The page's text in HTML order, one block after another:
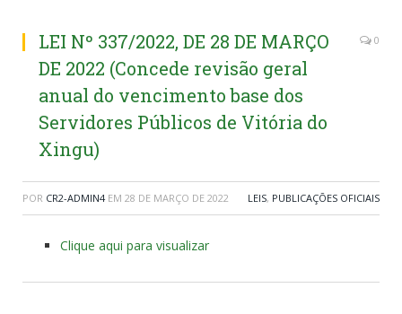
LEI Nº 337/2022, DE 28 DE MARÇO
DE 2022 (Concede revisão geral
anual do vencimento base dos
Servidores Públicos de Vitória do
Xingu)
0
POR CR2-ADMIN4 EM 28 DE MARÇO DE 2022 LEIS, PUBLICAÇÕES OFICIAIS
Clique aqui para visualizar